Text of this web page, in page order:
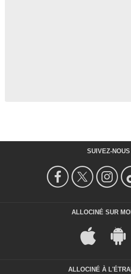
SUIVEZ-NOUS
ALLOCINÉ SUR
ALLOCINÉ À